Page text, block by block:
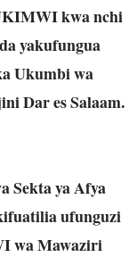
kwa nchi
yakufungua
Ukumbi wa
Dar es Salaam.
Sekta ya Afya
ufunguzi
wa Mawaziri